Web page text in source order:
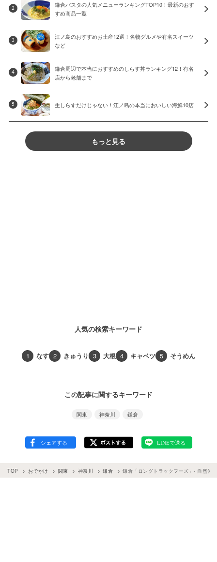
2
鎌倉パスタの人気メニューランキングTOP10！最新のおす
すめ商品一覧
3
江ノ島のおすすめお土産12選！名物グルメや有名スイーツ
など
4
鎌倉周辺で本当におすすめのしらす丼ランキング12！有名
店から老舗まで
5 生しらすだけじゃない！江ノ島の本当においしい海鮮10店
もっと見る
人気の検索キーワード
1 なす 2 きゅうり 3 大根 4 キャベツ 5 そうめん
この記事に関するキーワード
関東 神奈川 鎌倉
TOP おでかけ 関東 神奈川 鎌倉 鎌倉「ロングトラックフーズ」- 自然体